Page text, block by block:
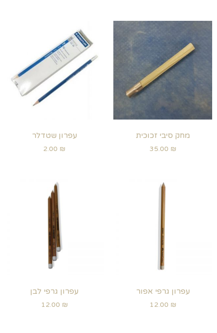
מחק סיבי זכוכית
35.00 ₪
עפרון שטדלר
2.00 ₪
עפרון גרפי אפור
12.00 ₪
עפרון גרפי לבן
12.00 ₪